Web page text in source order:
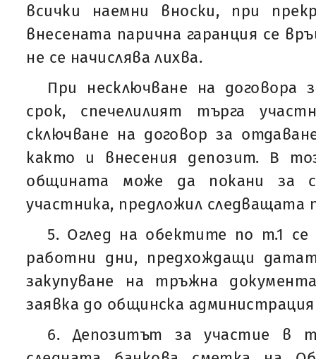
всички наемни вноски, при
внесената парична гаранция се
не се начислява лихва.
При несключване на договора
срок, спечелилият търга
сключване на договор за
както и внесения депозит. В
общината може да покани за
участника, предложил следващата
5. Оглед на обектите по т.1 се
работни дни, предхождащи
закупуване на тръжна
заявка до общинска
6. Депозитът за участие в